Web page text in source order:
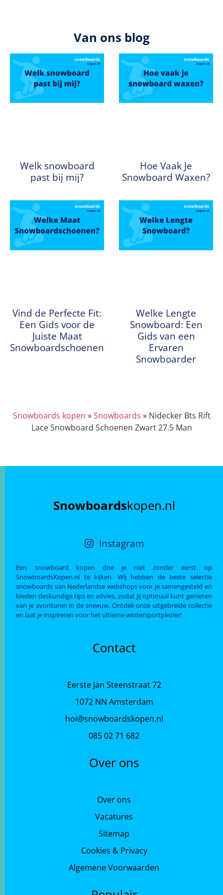
Van ons blog
Welk snowboard
past bij mij?
Hoe Vaak Je
Snowboard Waxen?
Vind de Perfecte Fit:
Een Gids voor de
Juiste Maat
Snowboardschoenen
Welke Lengte
Snowboard: Een
Gids van een
Ervaren
Snowboarder
Snowboards kopen »Snowboards » Nidecker Bts Rift
Lace Snowboard Schoenen Zwart 27.5 Man
Snowboardskopen.nl
Instagram
Een snowboard kopen doe je niet zonder eerst op
SnowboardsKopen.nl te kijken. Wij hebben de beste selectie
snowboards van Nederlandse webshops voor je samengesteld en
bieden deskundige tips en advies, zodat jij optimaal kunt genieten
van je avonturen in de sneeuw. Ontdek onze uitgebreide collectie
en laat je inspireren voor het ultieme wintersportplezier!
Contact
Eerste Jan Steenstraat 72
1072 NN Amsterdam
hoi@snowboardskopen.nl
085 02 71 682
Over ons
Over ons
Vacatures
Sitemap
Cookies & Privacy
Algemene Voorwaarden